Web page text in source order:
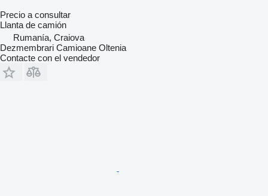
Precio a consultar
Llanta de camión
Rumanía, Craiova
Dezmembrari Camioane Oltenia
Contacte con el vendedor